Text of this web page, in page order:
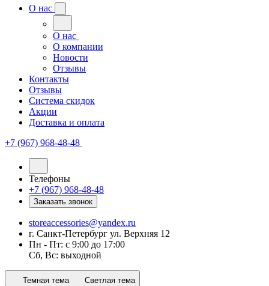
О нас
О нас
О компании
Новости
Отзывы
Контакты
Отзывы
Система скидок
Акции
Доставка и оплата
+7 (967) 968-48-48
Телефоны
+7 (967) 968-48-48
Заказать звонок
storeaccessories@yandex.ru
г. Санкт-Петербург ул. Верхняя 12
Пн - Пт: с 9:00 до 17:00
Сб, Вс: выходной
Темная тема Светлая тема